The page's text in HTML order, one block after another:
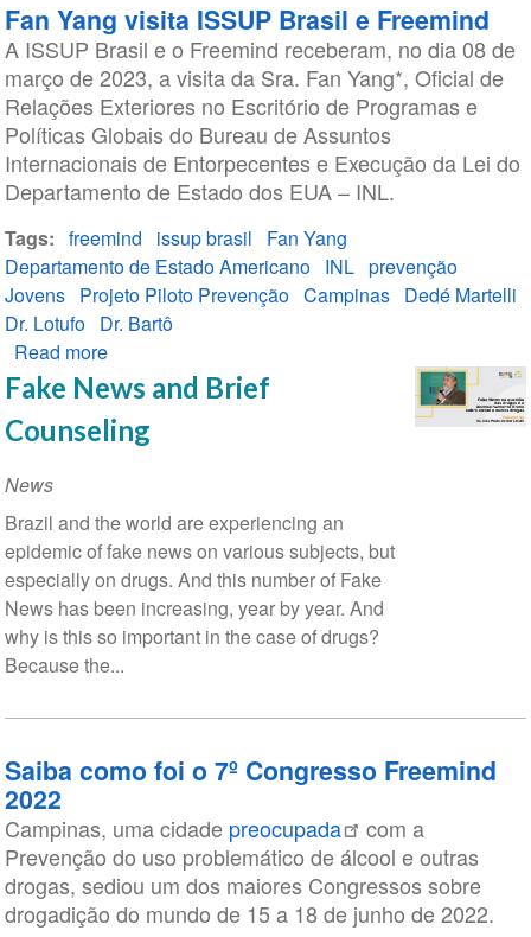
Fan Yang visita ISSUP Brasil e Freemind
A ISSUP Brasil e o Freemind receberam, no dia 08 de
março de 2023, a visita da Sra. Fan Yang*, Oficial de
Relações Exteriores no Escritório de Programas e
Políticas Globais do Bureau de Assuntos
Internacionais de Entorpecentes e Execução da Lei do
Departamento de Estado dos EUA – INL.
Tags freemind issup brasil
Fan Yang
Departamento de Estado Americano INL prevenção
Jovens Projeto Piloto Prevenção Campinas Dedé Martelli
Dr. Lotufo Dr. Bartô
Read moreabout
Fan
visita
e
Freemind
Fake News and Brief
Counseling
News
Brazil and the world are experiencing an
epidemic of fake news on various subjects, but
especially on drugs. And this number of Fake
News has been increasing, year by year. And
why is this so important in the case of drugs?
Because the...
Saiba como foi o 7º Congresso Freemind
2022
Campinas, uma cidade preocupada
com a
Prevenção do uso problemático de álcool e outras
drogas, sediou um dos maiores Congressos sobre
drogadição do mundo de 15 a 18 de junho de 2022.